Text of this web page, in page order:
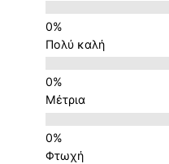
Πολύ καλή
Μέτρια
Φτωχή